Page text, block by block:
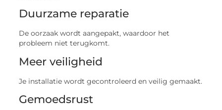
Duurzame reparatie
De oorzaak wordt aangepakt, waardoor het
probleem niet terugkomt.
Meer veiligheid
Je installatie wordt gecontroleerd en veilig gemaakt.
Gemoedsrust